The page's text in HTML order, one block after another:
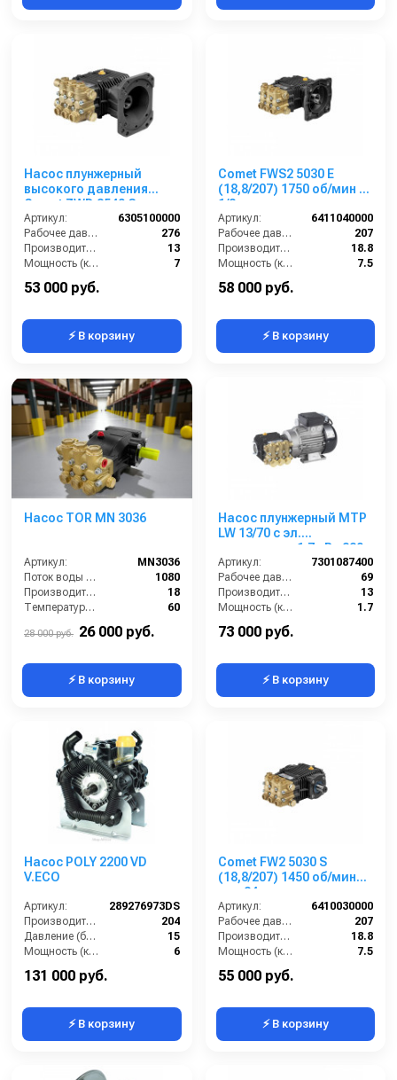
Насос плунжерный
высокого давления
Comet ZWD 3540 G
(13/276) 3400 об/мин.Ø
1”п.в.
Артикул:
6305100000
Рабочее давление (бар):
276
Производительность (л/мин):
13
Мощность (кВт):
7
Обороты двигателя (об/мин):
53 000 руб.
⚡ В корзину
Comet FWS2 5030 E
(18,8/207) 1750 об/мин 1”
1/8 п.в.
Артикул:
6411040000
Рабочее давление (бар):
207
Производительность (л/мин):
18.8
Мощность (кВт):
7.5
Обороты двигателя (об/мин):
58 000 руб.
⚡ В корзину
Насос TOR MN 3036
Артикул:
MN3036
Поток воды (л/час):
1080
Производительность (л/мин):
18
Температура (°C):
60
28 000 руб. 26 000 руб.
⚡ В корзину
Насос плунжерный MTP
LW 13/70 с эл.
двигателем 1,7 кВт 220
В
Артикул:
7301087400
Рабочее давление (бар):
69
Производительность (л/мин):
13
Мощность (кВт):
1.7
Обороты двигателя (об/мин):
73 000 руб.
⚡ В корзину
Насос POLY 2200 VD
V.ECO
Артикул:
289276973DS
Производительность (л/мин):
204
Давление (бар):
15
Мощность (кВт):
6
131 000 руб.
⚡ В корзину
Comet FW2 5030 S
(18,8/207) 1450 об/мин
вал 24мм
Артикул:
6410030000
Рабочее давление (бар):
207
Производительность (л/мин):
18.8
Мощность (кВт):
7.5
55 000 руб.
⚡ В корзину